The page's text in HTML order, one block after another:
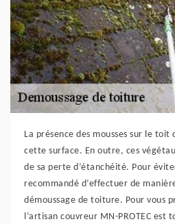
La présence des mousses sur le toit
cette surface. En outre, ces
de sa perte d’étanchéité. Pour
recommandé d’effectuer de
démoussage de toiture. Pour vous
l’artisan couvreur MN-PROTEC est